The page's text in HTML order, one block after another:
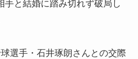
手と結婚に踏み切れず破局し
選手・石井琢朗さんとの交際